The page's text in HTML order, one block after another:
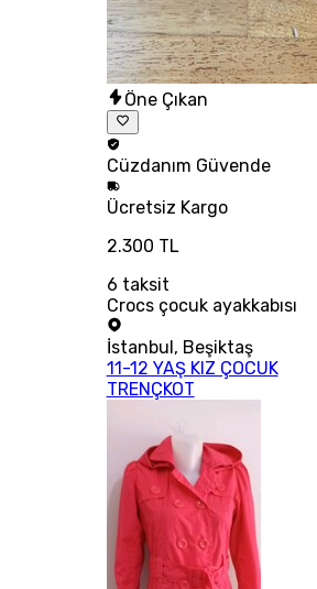
Öne Çıkan
Cüzdanım Güvende
Ücretsiz Kargo
2.300 TL
6 taksit
Crocs çocuk ayakkabısı
İstanbul , Beşiktaş
11-12 YAŞ KIZ ÇOCUK
TRENÇKOT